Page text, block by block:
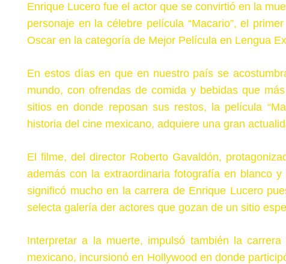
Enrique Lucero fue el actor que se convirtió en la
personaje en la célebre película “Macario”, el
Oscar en la categoría de Mejor Película en Lengua
En estos días en que en nuestro país se
mundo, con ofrendas de comida y bebidas que
sitios en donde reposan sus restos, la película
historia del cine mexicano, adquiere una gran
El filme, del director Roberto Gavaldón,
además con la extraordinaria fotografía en blanco
significó mucho en la carrera de Enrique Lucero
selecta galería der actores que gozan de un sitio
Interpretar a la muerte, impulsó también la
mexicano, incursionó en Hollywood en donde